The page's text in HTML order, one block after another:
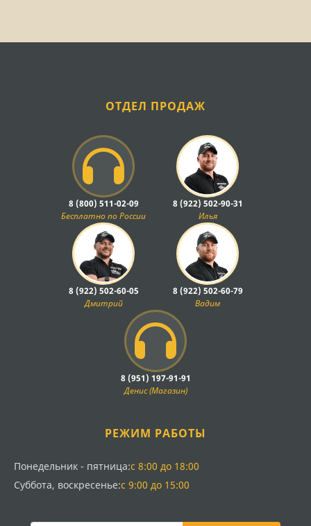
ОТДЕЛ ПРОДАЖ
8 (800) 511-02-09
Бесплатно по России
8 (922) 502-90-31
Илья
8 (922) 502-60-05
Дмитрий
8 (922) 502-60-79
Вадим
8 (951) 197-91-91
Денис (Магазин)
РЕЖИМ РАБОТЫ
Понедельник - пятница:с 8:00 до 18:00
Суббота, воскресенье:с 9:00 до 15:00